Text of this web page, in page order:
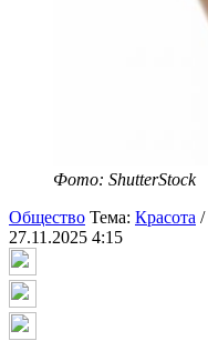
Фото: ShutterStock
Общество Тема: Красота /
27.11.2025 4:15